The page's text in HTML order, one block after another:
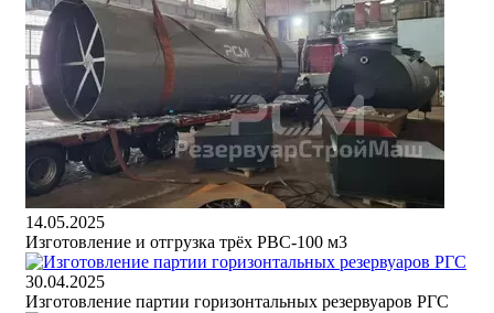
14.05.2025
Изготовление и отгрузка трёх РВС-100 м3
30.04.2025
Изготовление партии горизонтальных резервуаров РГС